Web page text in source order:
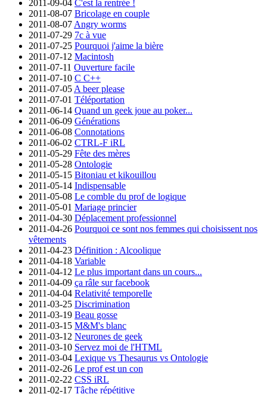
2011-09-04 C'est la rentrée !
2011-08-07 Bricolage en couple
2011-08-07 Angry worms
2011-07-29 7c à vue
2011-07-25 Pourquoi j'aime la bière
2011-07-12 Macintosh
2011-07-11 Ouverture facile
2011-07-10 C C++
2011-07-05 A beer please
2011-07-01 Téléportation
2011-06-14 Quand un geek joue au poker...
2011-06-09 Générations
2011-06-08 Connotations
2011-06-02 CTRL-F iRL
2011-05-29 Fête des mères
2011-05-28 Ontologie
2011-05-15 Bitoniau et kikouillou
2011-05-14 Indispensable
2011-05-08 Le comble du prof de logique
2011-05-01 Mariage princier
2011-04-30 Déplacement professionnel
2011-04-26 Pourquoi ce sont nos femmes qui choisissent nos
vêtements
2011-04-23 Définition : Alcoolique
2011-04-18 Variable
2011-04-12 Le plus important dans un cours...
2011-04-09 ça râle sur facebook
2011-04-04 Relativité temporelle
2011-03-25 Discrimination
2011-03-19 Beau gosse
2011-03-15 M&M's blanc
2011-03-12 Neurones de geek
2011-03-10 Servez moi de l'HTML
2011-03-04 Lexique vs Thesaurus vs Ontologie
2011-02-26 Le prof est un con
2011-02-22 CSS iRL
2011-02-17 Tâche répétitive